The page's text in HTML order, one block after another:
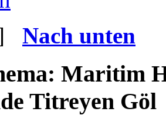
Nach unten
Maritim
Titreyen Göl